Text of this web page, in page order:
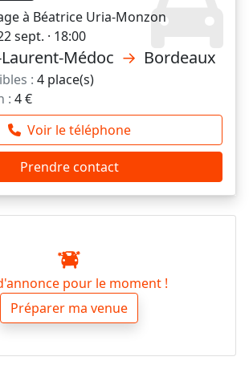
à Béatrice Uria-Monzon
sept. · 18:00
Médoc → Bordeaux
: 4 place(s)
: 4 €
Voir le téléphone
Prendre contact
pour le moment !
Préparer ma venue